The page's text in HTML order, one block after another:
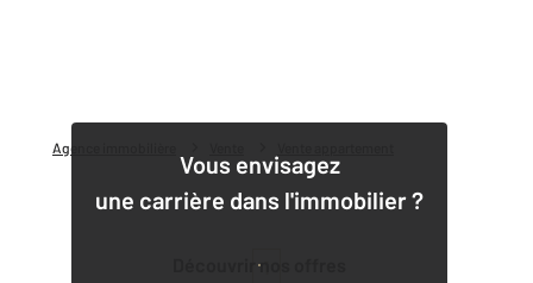
Agence immobilière
Vous envisagez
une carrière dans l'immobilier ?
Découvrir nos offres